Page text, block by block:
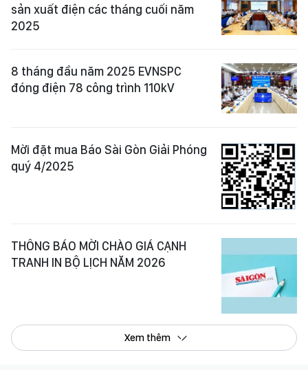
sản xuất điện các tháng cuối năm
2025
8 tháng đầu năm 2025 EVNSPC
đóng điện 78 công trình 110kV
Mời đặt mua Báo Sài Gòn Giải Phóng
quý 4/2025
THÔNG BÁO MỜI CHÀO GIÁ CẠNH
TRANH IN BỘ LỊCH NĂM 2026
Xem thêm